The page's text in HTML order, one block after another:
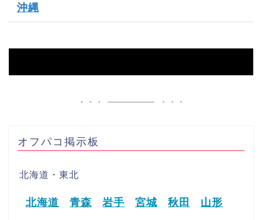
沖縄
オフパコ掲示板
北海道・東北
北海道 青森 岩手 宮城 秋田 山形